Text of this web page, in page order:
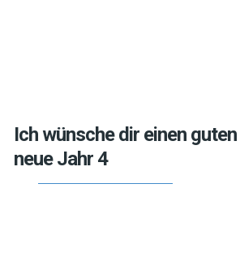
Ich wünsche dir einen
neue Jahr 4